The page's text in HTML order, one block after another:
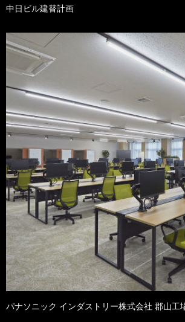
中日ビル建替計画
パナソニック インダストリー株式会社 郡山工